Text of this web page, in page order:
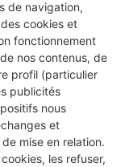
de navigation,
cookies et
fonctionnement
nos contenus, de
profil (particulier
publicités
nous
et
mise en relation.
les refuser,
quel professionnel
notre réseau de 5 000